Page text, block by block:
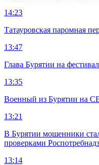
14:23
Татауровская паромная
13:47
Глава Бурятии на
13:35
Военный из Бурятии на
13:21
В Бурятии мошенники
проверками
13:14